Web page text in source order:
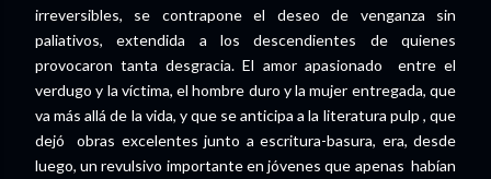
irreversibles, se contrapone el deseo de venganza sin
paliativos, extendida a los descendientes de quienes
provocaron tanta desgracia. El amor apasionado entre el
verdugo y la víctima, el hombre duro y la mujer entregada, que
va más allá de la vida, y que se anticipa a la literatura pulp , que
dejó obras excelentes junto a escritura-basura, era, desde
luego, un revulsivo importante en jóvenes que apenas habían